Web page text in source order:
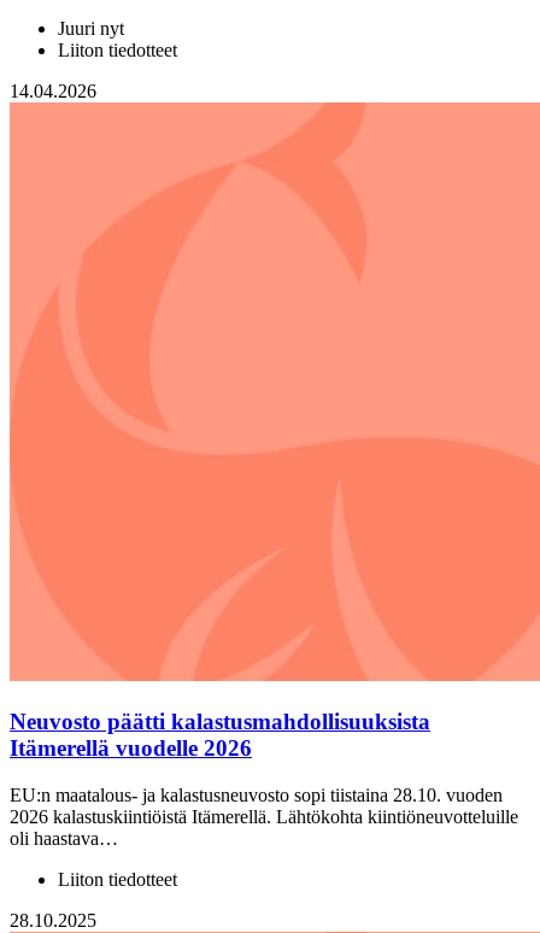
Juuri nyt
Liiton tiedotteet
14.04.2026
Neuvosto päätti kalastusmahdollisuuksista
Itämerellä vuodelle 2026
EU:n maatalous- ja kalastusneuvosto sopi tiistaina 28.10. vuoden
2026 kalastuskiintiöistä Itämerellä. Lähtökohta kiintiöneuvotteluille
oli haastava…
Liiton tiedotteet
28.10.2025